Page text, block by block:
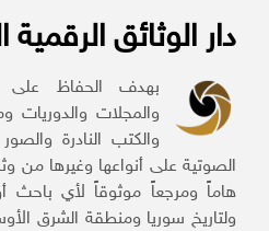
دار الوثائق الرقمية
بهدف الحفاظ على
والمجلات والدوريات
والكتب النادرة
الصوتية على أنواعها وغيرها من
هاماً ومرجعاً موثوقاً لأي باحث
ولتاريخ سوريا ومنطقة الشرق